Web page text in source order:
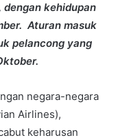
dengan kehidupan
Aturan masuk
pelancong yang
negara-negara
Airlines),
keharusan